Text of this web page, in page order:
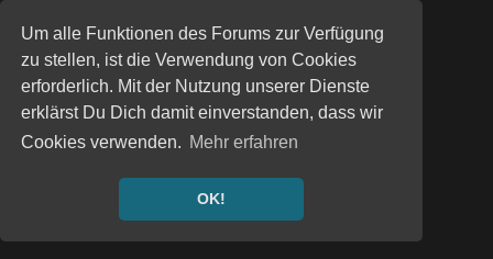
Um alle Funktionen des Forums zur Verfügung
zu stellen, ist die Verwendung von Cookies
erforderlich. Mit der Nutzung unserer Dienste
erklärst Du Dich damit einverstanden, dass wir
Cookies verwenden. Mehr erfahren
OK!